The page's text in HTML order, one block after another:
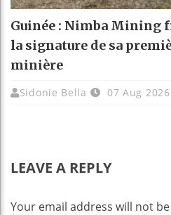
Guinée : Nimba Mining
la signature de sa
minière
Sidonie Bella 07 Aug 2026
LEAVE A REPLY
Your email address will not